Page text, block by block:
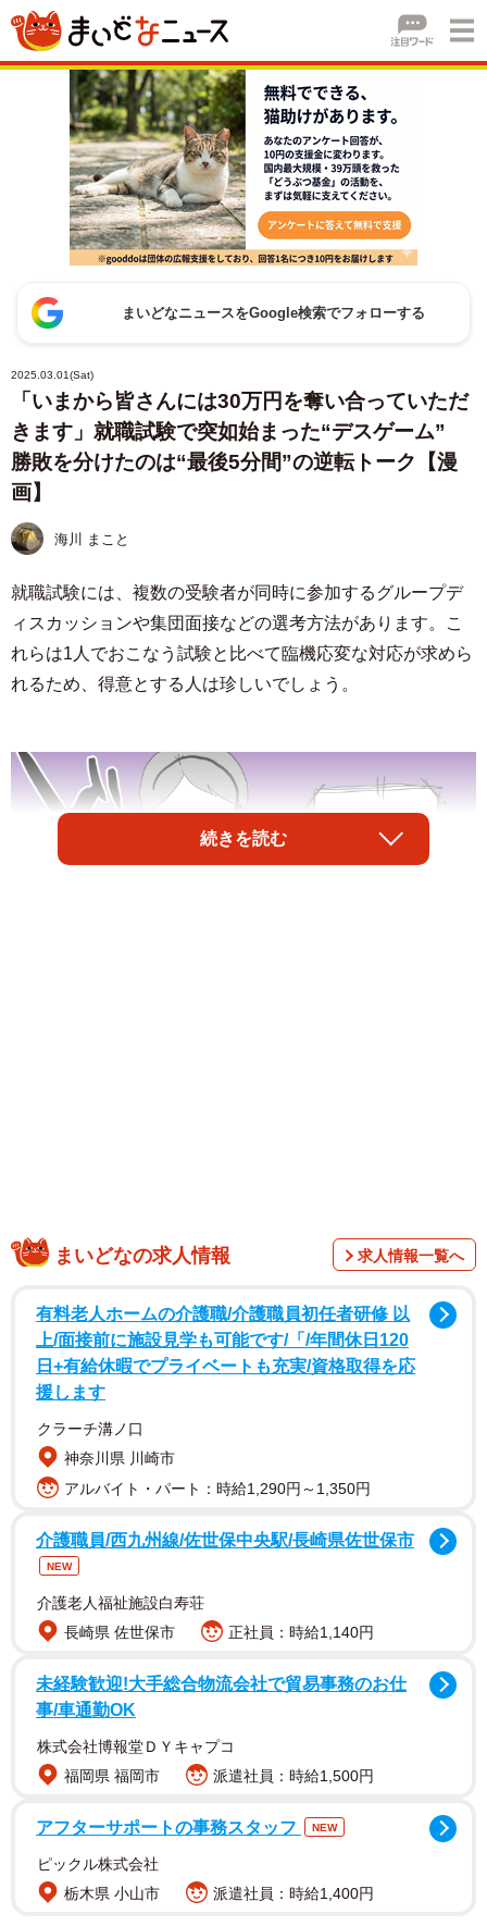
まいどなニュースをGoogle検索でフォローする
2025.03.01(Sat)
「いまから皆さんには30万円を奪い合っていただ
きます」就職試験で突如始まった“デスゲーム”
勝敗を分けたのは“最後5分間”の逆転トーク【漫
画】
海川 まこと
就職試験には、複数の受験者が同時に参加するグループデ
ィスカッションや集団面接などの選考方法があります。こ
れらは1人でおこなう試験と比べて臨機応変な対応が求めら
れるため、得意とする人は珍しいでしょう。
原るんさん提供）
漫画家の中原るんさんは就職活動中、グループワークの試
験が得意で、総合職営業系の選考では8割という高い勝率を
ムさせられた話』をX（旧Twitter）に投稿したところ、
6000を超える「いいね」を集め、大きな反響を呼びまし
た。
ある企業の2次試験に臨んだ中原さんは、他の3名の受験者
とともに部屋に案内され、しばらく待っているように指示
されます。雑談で緊張がほぐれた受験者たちが和やかな雰
囲気になった頃、突如告げられた試験内容は予想もしない
続きを読む
まいどなの求人情報 求人情報一覧へ
有料老人ホームの介護職/介護職員初任者研修 以
上/面接前に施設見学も可能です/「/年間休日120
日+有給休暇でプライベートも充実/資格取得を応
援します
クラーチ溝ノ口
神奈川県 川崎市
アルバイト・パート：時給1,290円～1,350円
介護職員/西九州線/佐世保中央駅/長崎県佐世保市
NEW
介護老人福祉施設白寿荘
長崎県 佐世保市
正社員：時給1,140円
未経験歓迎!大手総合物流会社で貿易事務のお仕
事/車通勤OK
株式会社博報堂ＤＹキャプコ
福岡県 福岡市
派遣社員：時給1,500円
アフターサポートの事務スタッフ NEW
ピックル株式会社
栃木県 小山市
派遣社員：時給1,400円